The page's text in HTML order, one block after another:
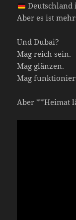
Deutschland
Aber es ist
Und Dubai?
Mag reich sein.
Mag glänzen.
Mag
Aber **Heimat